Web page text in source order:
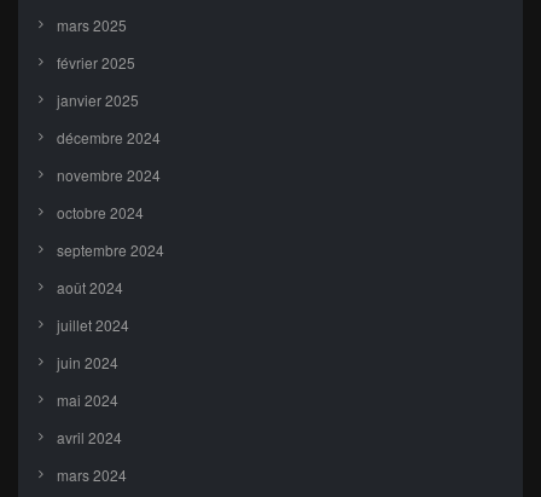
mars 2025
février 2025
janvier 2025
décembre 2024
novembre 2024
octobre 2024
septembre 2024
août 2024
juillet 2024
juin 2024
mai 2024
avril 2024
mars 2024